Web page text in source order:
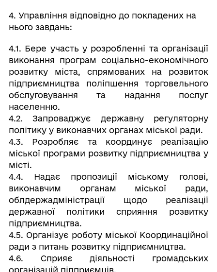
4. Управління відповідно до покладених на
нього завдань:
4.1. Бере участь у розробленні та організації
виконання програм соціально-економічного
розвитку міста, спрямованих на розвиток
підприємництва поліпшення торговельного
обслуговування та надання послуг
населенню.
4.2. Запроваджує державну регуляторну
політику у виконавчих органах міської ради.
4.3. Розробляє та координує реалізацію
міської програми розвитку підприємництва у
місті.
4.4. Надає пропозиції міському голові,
виконавчим органам міської ради,
облдержадміністрації щодо реалізації
державної політики сприяння розвитку
підприємництва.
4.5. Організує роботу міської Координаційної
ради з питань розвитку підприємництва.
4.6. Сприяє діяльності громадських
організацій підприємців.